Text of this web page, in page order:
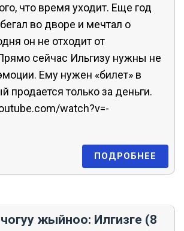
что время уходит. Еще год
во дворе и мечтал о
он не отходит от
сейчас Ильгизу нужны не
Ему нужен «билет» в
продается только за деньги.
watch?v=-
ПОДРОБНЕЕ
жыйноо: Илгизге (8